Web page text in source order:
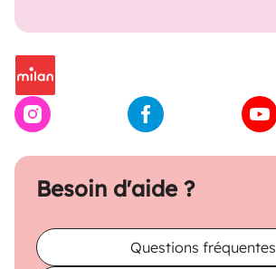
Besoin d'aide ?
Questions fréquentes